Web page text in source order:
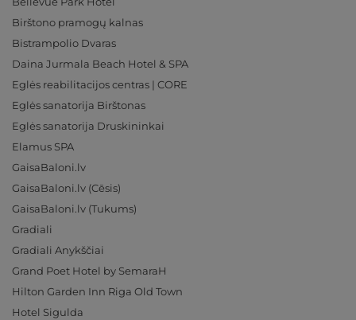
Birštono pramogų kalnas
Bistrampolio Dvaras
Daina Jurmala Beach Hotel & SPA
Eglės reabilitacijos centras | CORE
Eglės sanatorija Birštonas
Eglės sanatorija Druskininkai
Elamus SPA
GaisaBaloni.lv
GaisaBaloni.lv (Cēsis)
GaisaBaloni.lv (Tukums)
Gradiali
Gradiali Anykščiai
Grand Poet Hotel by SemaraH
Hilton Garden Inn Riga Old Town
Hotel Sigulda